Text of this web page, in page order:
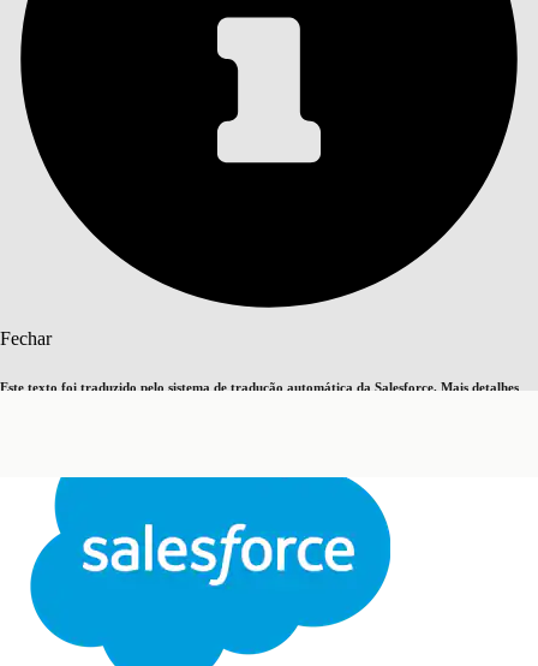
Fechar
Este texto foi traduzido pelo sistema de tradução automática da Salesforce. Mais detalhes
Fechar Fechar
Pesquisar